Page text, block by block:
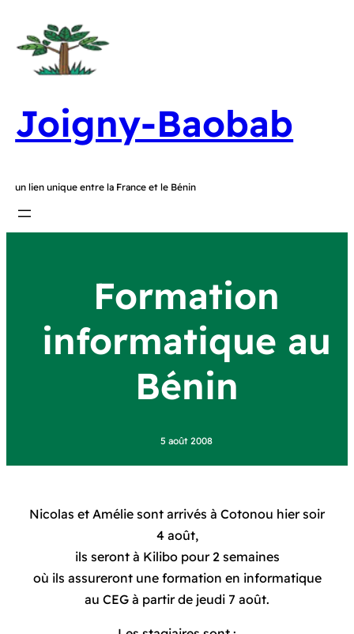
Joigny-Baobab
un lien unique entre la France et le Bénin
Formation
informatique au
Bénin
5 août 2008
Nicolas et Amélie sont arrivés à Cotonou hier soir
4 août,
ils seront à Kilibo pour 2 semaines
où ils assureront une formation en informatique
au CEG à partir de jeudi 7 août.